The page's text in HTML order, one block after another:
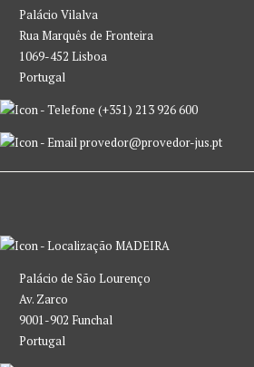
Palácio Vilalva
Rua Marquês de Fronteira
1069-452 Lisboa
Portugal
(+351) 213 926 600
provedor@provedor-jus.pt
MADEIRA
Palácio de São Lourenço
Av. Zarco
9001-902 Funchal
Portugal